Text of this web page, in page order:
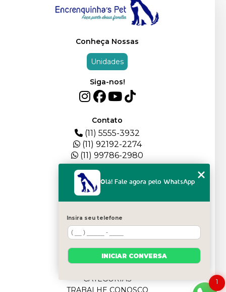
Conheça Nossas
Unidades
Siga-nos!
Contato
(11) 5555-3932
(11) 92192-2274
(11) 99786-2980
QUEM SOMOS
BLOG
FILHOTES
CATEGORIAS
TRABALHE CONOSCO
1
Olá! Fale agora pelo WhatsApp
Insira seu telefone
INICIAR CONVERSA